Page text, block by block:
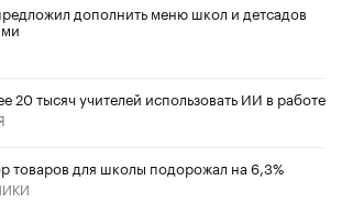
дополнить меню школ и детсадов
20 тысяч учителей использовать ИИ в работе
товаров для школы подорожал на 6,3%